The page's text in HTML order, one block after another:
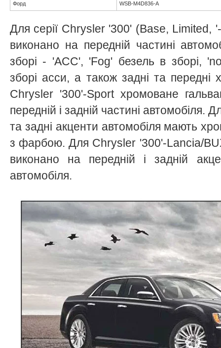
Форд WSB-M4D836-A
Для серії Chrysler '300' (Base, Limited,
виконано на передній частині
зборі - 'ACC', 'Fog' безель в зборі,
зборі асси, а також задні та передні
Chrysler '300'-Sport хромоване
передній і задній частині автомобіля.
та задні акценти автомобіля мають
з фарбою. Для Chrysler '300'-Lancia/
виконано на передній і задній
автомобіля.